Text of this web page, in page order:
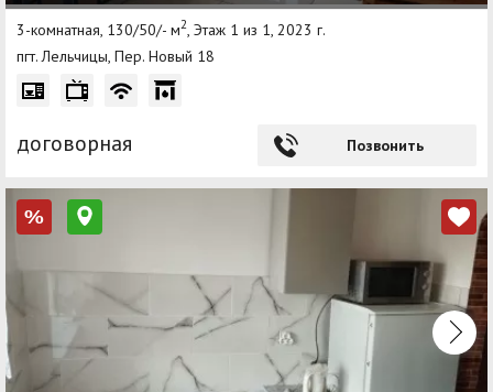
3-комнатная, 130/50/- м2, Этаж 1 из 1, 2023 г.
пгт. Лельчицы, Пер. Новый 18
договорная Позвонить
%